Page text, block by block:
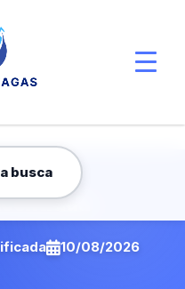
busca
10/08/2026